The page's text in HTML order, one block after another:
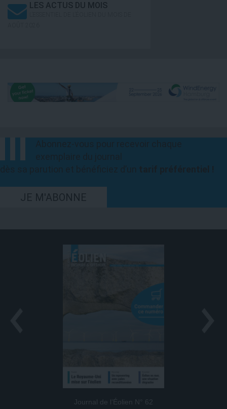
LES ACTUS DU MOIS
JE M'ABONNE
Journal de l’Éolien N° 62